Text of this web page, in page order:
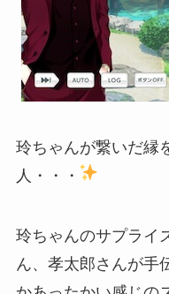
玲ちゃんが繋いだ縁
人・・・
玲ちゃんのサプライ
ん、孝太郎さんが手